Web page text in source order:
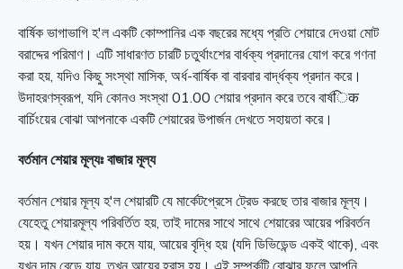
বার্ষিক ভাগাভাগি হ'ল একটি কোম্পানির এক বছরের মধ্যে প্রতি শেয়ারে দেওয়া মোট
বরাদ্দের পরিমাণ। এটি সাধারণত চারটি চতুর্থাংশের বার্ধক্য প্রদানের যোগ করে গণনা
করা হয়, যদিও কিছু সংস্থা মাসিক, অর্ধ-বার্ষিক বা বারবার বার্দ্ধক্য প্রদান করে।
উদাহরণস্বরূপ, যদি কোনও সংস্থা 01.00 শেয়ার প্রদান করে তবে বার্ষिक
বার্চিংয়ের বোঝা আপনাকে একটি শেয়ারের উপার্জন দেখতে সহায়তা করে।
বর্তমান শেয়ার মূল্যঃ বাজার মূল্য
বর্তমান শেয়ার মূল্য হ'ল শেয়ারটি যে মার্কেটপ্রেসে ট্রেড করছে তার বাজার মূল্য।
যেহেতু শেয়ারমূল্য পরিবর্তিত হয়, তাই দামের সাথে সাথে শেয়ারের আয়ের পরিবর্তন
হয়। যখন শেয়ার দাম কমে যায়, আয়ের বৃদ্ধি হয় (যদি ডিভিডেন্ড একই থাকে), এবং